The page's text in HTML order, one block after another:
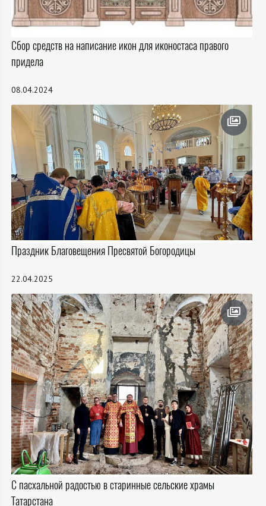
Сбор средств на написание икон для иконостаса правого
придела
08.04.2024
Праздник Благовещения Пресвятой Богородицы
22.04.2025
С пасхальной радостью в старинные сельские храмы
Татарстана